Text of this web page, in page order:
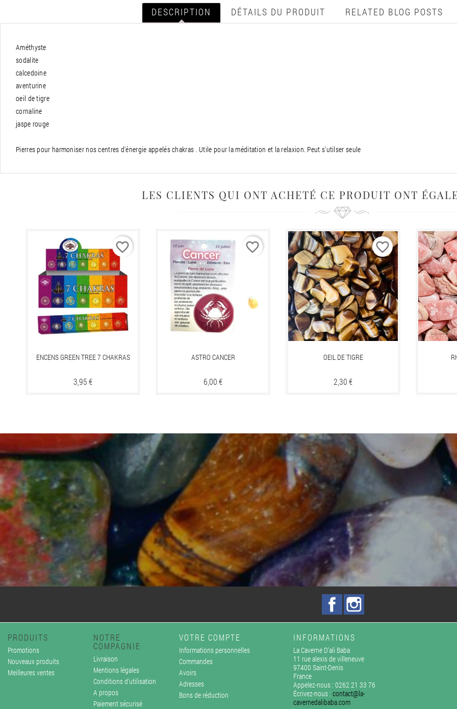
DESCRIPTION DÉTAILS DU PRODUIT RELATED BLOG POSTS
Améthyste
sodalite
calcedoine
aventurine
oeil de tigre
cornaline
jaspe rouge
Pierres pour harmoniser nos centres d'énergie appelés chakras . Utile pour la méditation et la relaxion. Peut s'utilser seule
LES CLIENTS QUI ONT ACHETÉ CE PRODUIT ONT
ENCENS GREEN TREE 7 CHAKRAS
Prix
3,95 €
favorite_border
ASTRO CANCER
Prix
6,00 €
favorite_border
OEIL DE TIGRE
Prix
2,30 €
favorite_border
Facebook
PRODUITS
Promotions
Nouveaux produits
Meilleures ventes
NOTRE
COMPAGNIE
Livraison
Mentions légales
Conditions d'utilisation
A propos
Paiement sécurisé
VOTRE COMPTE
Informations personnelles
Commandes
Avoirs
Adresses
Bons de réduction
INFORMATIONS
La Caverne D'ali Baba
11 rue alexis de villeneuve
97400 Saint-Denis
France
Appelez-nous : 0262 21 33 76
Écrivez-nous : contact@la-
cavernedalibaba.com